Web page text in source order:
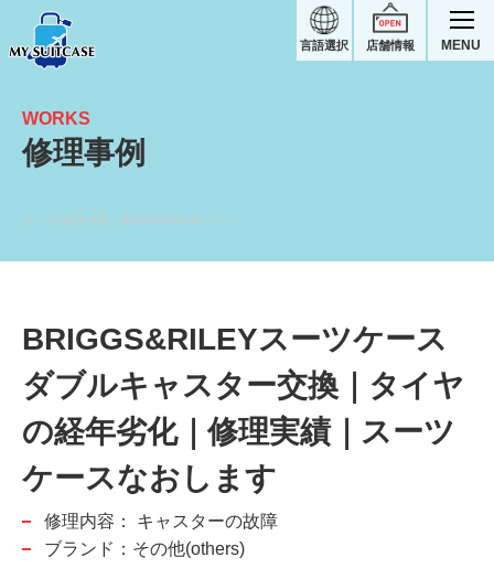
店舗情報
言語選択 MENU
WORKS
修理事例
BRIGGS&RILEYスーツケース
ダブルキャスター交換｜タイヤ
の経年劣化｜修理実績｜スーツ
ケースなおします
修理内容：
キャスターの故障
ブランド：その他(others)